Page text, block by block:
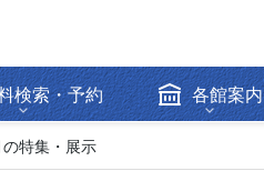
検索・予約 各館案内
の特集・展示